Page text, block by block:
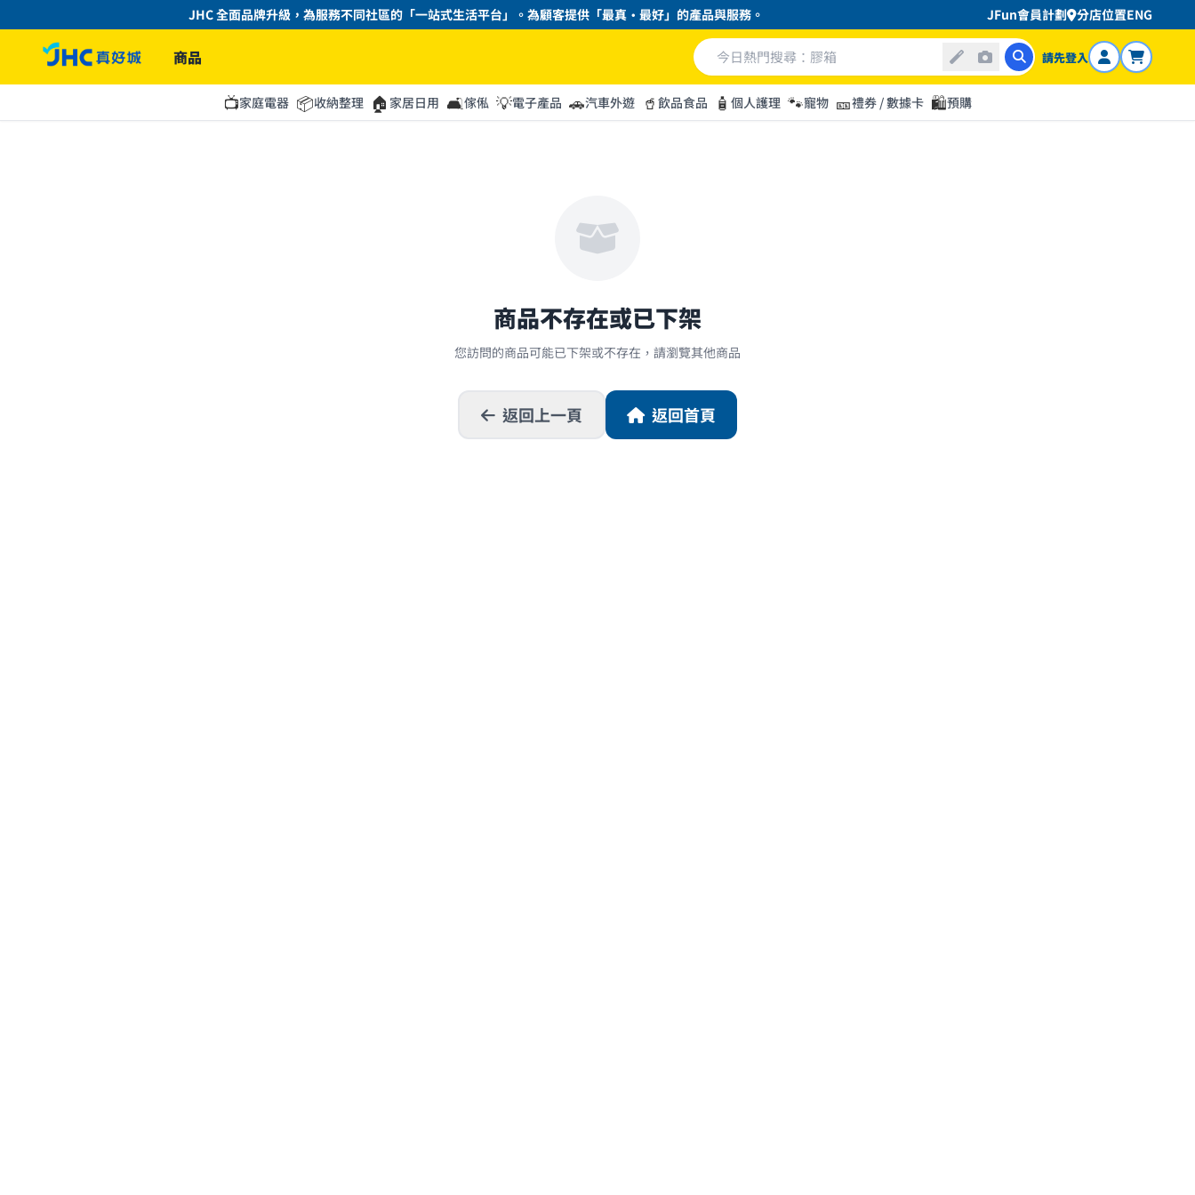
JHC 全面品牌升級，為服務不同社區的「一站式生活平台」。為顧客提供「最真・最好」的產品與服務。 JFun會員計劃 分店位置ENG
商品 請先登入
📺家庭電器 📦收納整理 🏠 家居日用 🛋️傢俬 💡電子產品 🚗汽車外遊 🥤 飲品食品 🧴 個人護理 🐾寵物 🎫禮券 / 數據卡 🛍️預購
商品不存在或已下架
您訪問的商品可能已下架或不存在，請瀏覽其他商品
返回上一頁 返回首頁